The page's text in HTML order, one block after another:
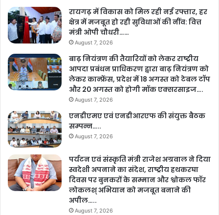
रायगढ़ में विकास को मिल रही नई रफ्तार, हर
क्षेत्र में मजबूत हो रही सुविधाओं की नींव: वित्त
मंत्री ओपी चौधरी……
August 7, 2026
बाढ़ नियंत्रण की तैयारियों को लेकर राष्ट्रीय
आपदा प्रबंधन प्राधिकरण द्वारा बाढ़ नियंत्रण को
लेकर कान्फ्रेंस, प्रदेश में 18 अगस्त को टेबल टॉप
और 20 अगस्त को होगी मॉक एक्सरसाइज….
August 7, 2026
एनडीएमए एवं एनडीआरएफ की संयुक्त बैठक
सम्पन्न…..
August 7, 2026
पर्यटन एवं संस्कृति मंत्री राजेश अग्रवाल ने दिया
स्वदेशी अपनाने का संदेश, राष्ट्रीय हथकरघा
दिवस पर बुनकरों के सम्मान और श्वोकल फॉर
लोकलश् अभियान को मजबूत बनाने की
अपील…..
August 7, 2026